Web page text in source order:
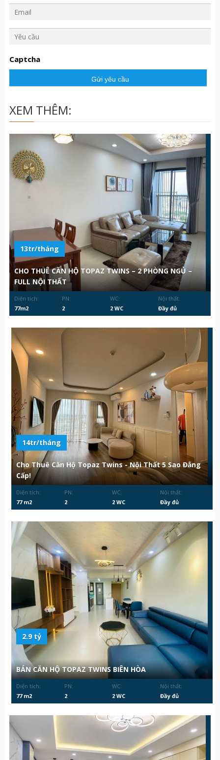
c
ầ
Captcha
XEM THÊM:
13tr/tháng
CHO THUÊ CĂN HỘ TOPAZ TWINS – 2 PHÒNG NGỦ –
FULL NỘI THẤT
Diện tích:
77m2
PN:
2
WC:
2 WC
Nội thất:
Đầy đủ
14tr/tháng
Cho Thuê Căn Hộ Topaz Twins - Nội Thất 5 Sao Đẳng
Cấp!
Diện tích:
77 m2
PN:
2
WC:
2 WC
Nội thất:
Đầy đủ
2.9 tỷ
BÁN CĂN HỘ TOPAZ TWINS BIÊN HÒA
Diện tích:
77 m2
PN:
2
WC:
2 WC
Nội thất:
Đầy đủ